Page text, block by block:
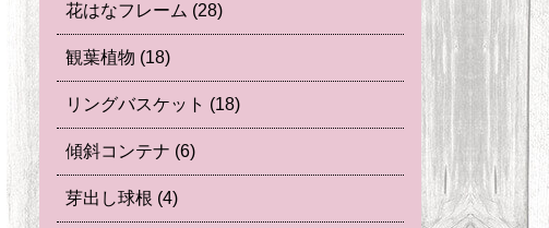
花はなフレーム (28)
観葉植物 (18)
リングバスケット (18)
傾斜コンテナ (6)
芽出し球根 (4)